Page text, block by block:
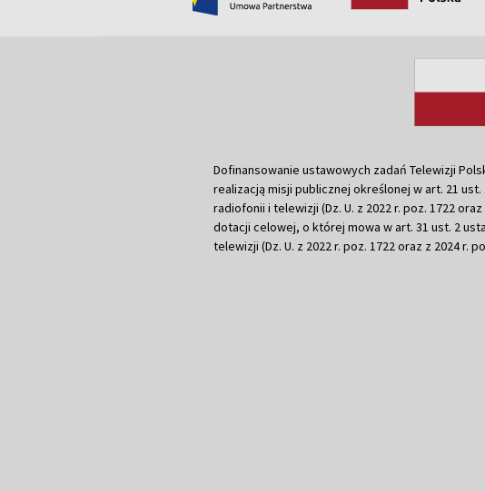
Dofinansowanie ustawowych zadań Telewizji
realizacją misji publicznej określonej w art. 21 ust.
radiofonii i telewizji (Dz. U. z 2022 r. poz. 1722
dotacji celowej, o której mowa w art. 31 ust. 2
telewizji (Dz. U. z 2022 r. poz. 1722 oraz z 2024 r.